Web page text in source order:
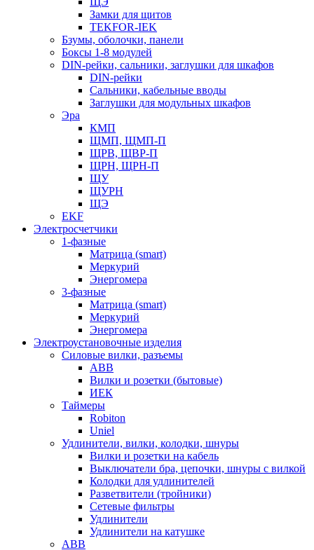
Замки для щитов
TEKFOR-IEK
Бзумы, оболочки, панели
Боксы 1-8 модулей
DIN-рейки, сальники, заглушки для шкафов
DIN-рейки
Сальники, кабельные вводы
Заглушки для модульных шкафов
Эра
КМП
ЩМП, ЩМП-П
ЩРВ, ЩВР-П
ЩРН, ЩРН-П
ЩУ
ЩУРН
ЩЭ
EKF
Электросчетчики
1-фазные
Матрица (smart)
Меркурий
Энергомера
3-фазные
Матрица (smart)
Меркурий
Энергомера
Электроустановочные изделия
Силовые вилки, разъемы
ABB
Вилки и розетки (бытовые)
ИЕК
Таймеры
Robiton
Uniel
Удлинители, вилки, колодки, шнуры
Вилки и розетки на кабель
Выключатели бра, цепочки, шнуры с вилкой
Колодки для удлинителей
Разветвители (тройники)
Сетевые фильтры
Удлинители
Удлинители на катушке
ABB